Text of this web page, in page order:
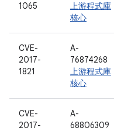
1065
上游程式庫
核心
CVE-
2017-
1821
A-
76874268
上游程式庫
核心
CVE-
2017-
A-
68806309